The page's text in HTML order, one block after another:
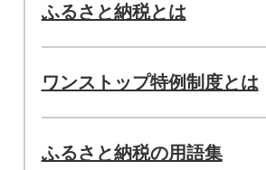
ふるさと納税とは
ワンストップ特例制度とは
ふるさと納税の用語集